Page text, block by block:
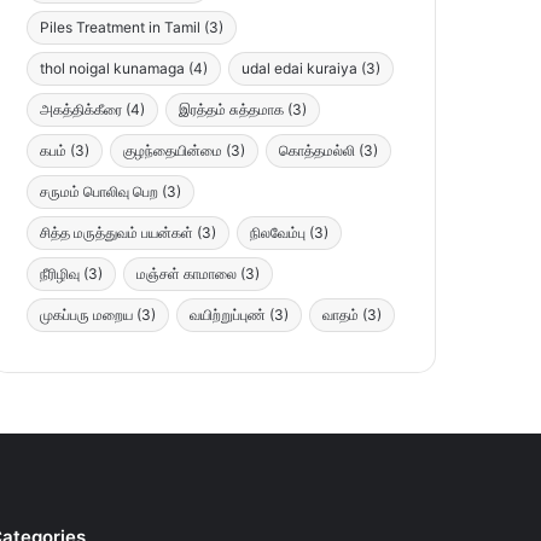
Piles Treatment in Tamil (3)
thol noigal kunamaga (4) udal edai kuraiya (3)
அகத்திக்கீரை (4) இரத்தம் சுத்தமாக (3)
கபம் (3) குழந்தையின்மை (3) கொத்தமல்லி (3)
சருமம் பொலிவு பெற (3)
சித்த மருத்துவம் பயன்கள் (3) நிலவேம்பு (3)
நீரிழிவு (3) மஞ்சள் காமாலை (3)
முகப்பரு மறைய (3) வயிற்றுப்புண் (3) வாதம் (3)